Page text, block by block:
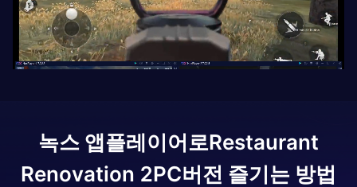
녹스 앱플레이어로Restaurant
Renovation 2PC버전 즐기는 방법